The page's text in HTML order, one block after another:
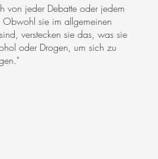
von jeder Debatte oder jedem
Obwohl sie im allgemeinen
verstecken sie das, was sie
oder Drogen, um sich zu